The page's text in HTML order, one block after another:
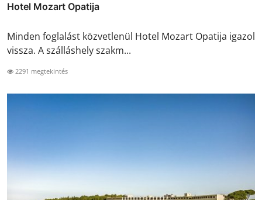
Hotel Mozart Opatija
Minden foglalást közvetlenül Hotel Mozart Opatija igazol
vissza. A szálláshely szakm...
2291 megtekintés